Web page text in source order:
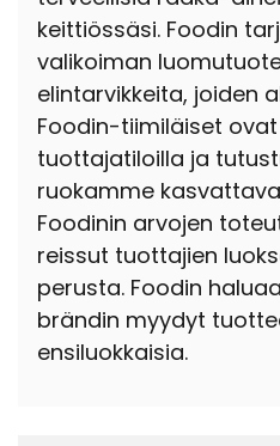
keittiössäsi. Foodin
valikoiman
elintarvikkeita, joiden
Foodin-tiimiläiset
tuottajatiloilla ja
ruokamme
Foodinin arvojen
reissut tuottajien
perusta. Foodin
brändin myydyt
ensiluokkaisia.